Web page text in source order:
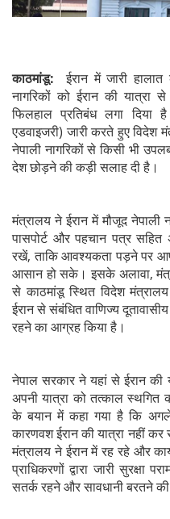
काठमांडू:ईरान में जारी
नागरिकों को ईरान की यात्रा
फिलहाल प्रतिबंध लगा दिया
एडवाइजरी) जारी करते हुए विदेश
नेपाली नागरिकों से किसी भी
देश छोड़ने की कड़ी सलाह दी है।
मंत्रालय ने ईरान में मौजूद नेपाली
पासपोर्ट और पहचान पत्र
रखें, ताकि आवश्यकता पड़ने पर
आसान हो सके। इसके अलावा,
से काठमांडू स्थित विदेश
ईरान से संबंधित वाणिज्य
रहने का आग्रह किया है।
नेपाल सरकार ने यहां से ईरान की
अपनी यात्रा को तत्काल स्थगित
के बयान में कहा गया है कि
कारणवश ईरान की यात्रा नहीं
मंत्रालय ने ईरान में रह रहे और
प्राधिकरणों द्वारा जारी सुरक्षा
सतर्क रहने और सावधानी बरतने